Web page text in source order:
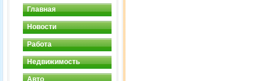
Главная
Новости
Работа
Недвижимость
Авто